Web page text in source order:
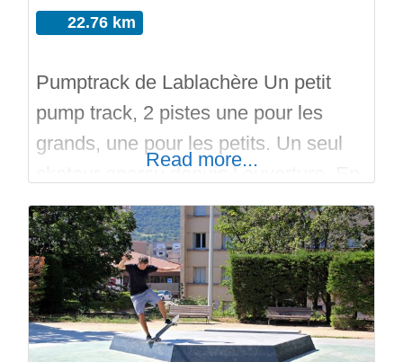
22.76 km
Pumptrack de Lablachère Un petit
pump track, 2 pistes une pour les
grands, une pour les petits. Un seul
skateur aperçu depuis l ouverture. En
cas de forte pluie attention à la flaque
qui occupe toute la piste après le 3
ème virage, elle ne se voit pas du
départ. En skate attentions aux
cailloux du remblais ramenés sur la
Read more...